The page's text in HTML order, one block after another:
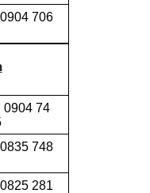
0904 706
0904 74
0835 748
0825 281